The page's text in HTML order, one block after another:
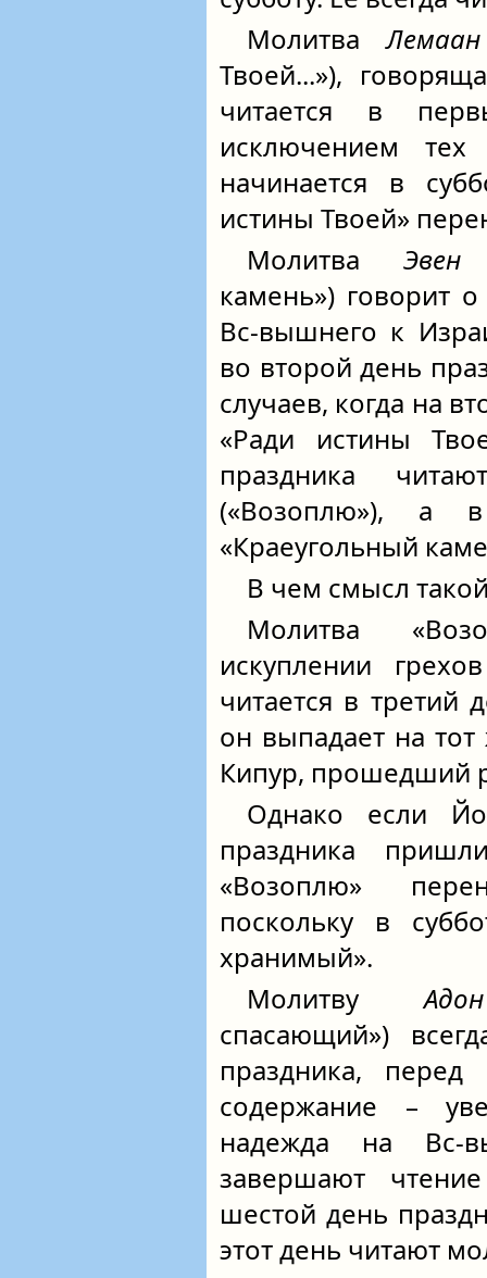
Молитва
Твоей...»),
читается в
исключением тех
начинается в
истины Твоей»
Молитва
камень») говорит
Вс-вышнего к
во второй день
случаев, когда на
«Ради истины
праздника
(«Возоплю»), а
«Краеугольный
В чем смысл
Молитва
искуплении
читается в третий
он выпадает на
Кипур, прошедший
Однако если
праздника
«Возоплю»
поскольку в
хранимый».
Молитву
спасающий»)
праздника, перед
содержание –
надежда на Вс-
завершают
шестой день
этот день читают